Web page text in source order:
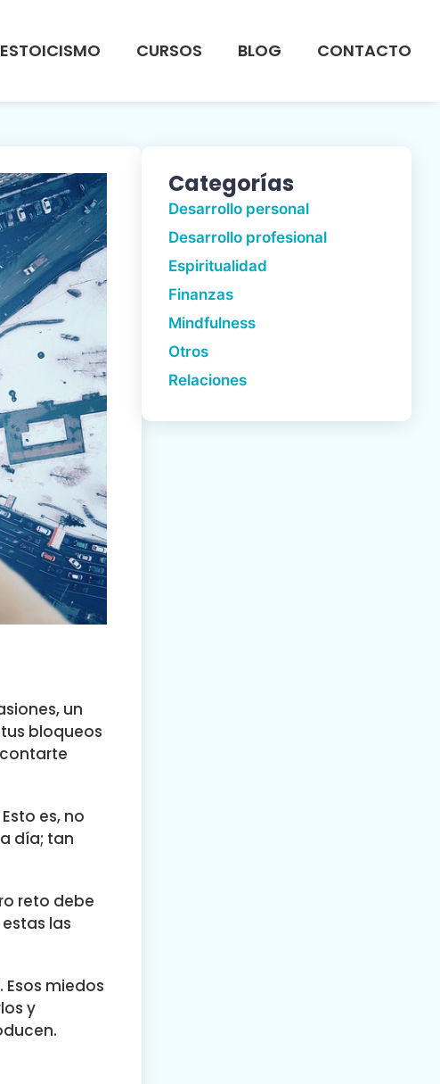
CURSOS BLOG CONTACTO
un
bloqueos
Esto es, no
día; tan
reto debe
las
miedos
y
Categorías
Desarrollo personal
Desarrollo profesional
Espiritualidad
Finanzas
Mindfulness
Otros
Relaciones